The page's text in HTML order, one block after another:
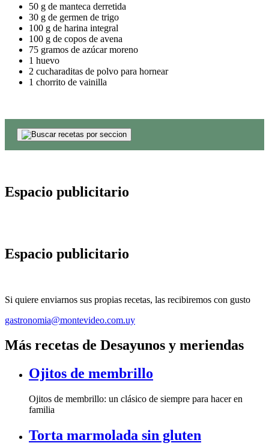
50 g de manteca derretida
30 g de germen de trigo
100 g de harina integral
100 g de copos de avena
75 gramos de azúcar moreno
1 huevo
2 cucharaditas de polvo para hornear
1 chorrito de vainilla
Espacio publicitario
Espacio publicitario
Si quiere enviarnos sus propias recetas, las recibiremos con gusto
gastronomia@montevideo.com.uy
Más recetas de Desayunos y meriendas
Ojitos de membrillo
Ojitos de membrillo: un clásico de siempre para hacer en
familia
Torta marmolada sin gluten